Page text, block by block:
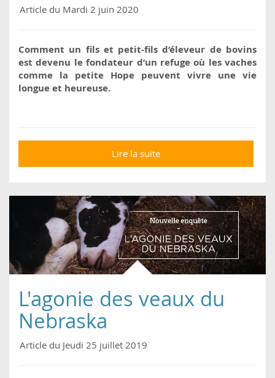
Article du Mardi 2 juin 2020
Comment un fils et petit-fils d’éleveur de bovins
est devenu le fondateur d’un refuge où les vaches
comme la petite Hope peuvent vivre une vie
longue et heureuse.
Lire la suite
changé la vie d’un
L'agonie des veaux du
Nebraska
Article du Jeudi 25 juillet 2019